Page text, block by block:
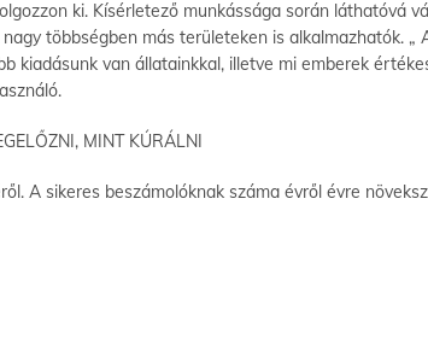
ki. Kísérletező munkássága során láthatóvá
többségben más területeken is alkalmazhatók. „
kiadásunk van állatainkkal, illetve mi emberek
MINT KÚRÁLNI
A sikeres beszámolóknak száma évről évre